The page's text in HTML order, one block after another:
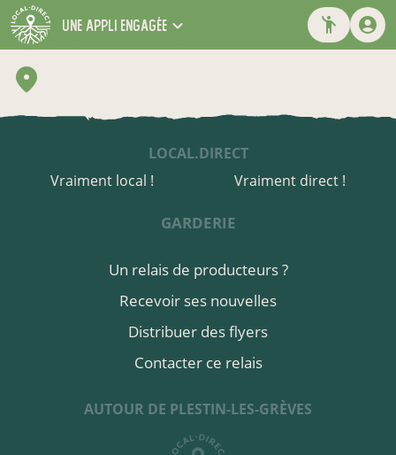
une appli engagée
LOCAL.DIRECT
Vraiment local !
Vraiment direct !
GARDERIE
Un relais de producteurs ?
Recevoir ses nouvelles
Distribuer des flyers
Contacter ce relais
AUTOUR DE PLESTIN-LES-GRÈVES